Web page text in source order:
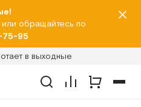
или обращайтесь по
75-95
в выходные